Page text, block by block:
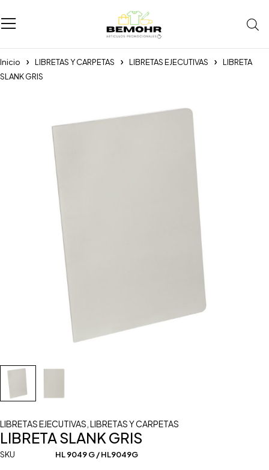
Inicio LIBRETAS Y CARPETAS LIBRETAS EJECUTIVAS
LIBRETA
SLANK GRIS
LIBRETAS EJECUTIVAS LIBRETAS Y CARPETAS
LIBRETA SLANK GRIS
SKU HL 9049 G / HL9049G